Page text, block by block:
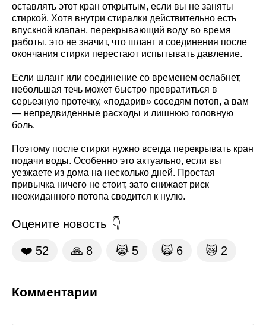
оставлять этот кран открытым, если вы не заняты
стиркой. Хотя внутри стиралки действительно есть
впускной клапан, перекрывающий воду во время
работы, это не значит, что шланг и соединения после
окончания стирки перестают испытывать давление.
Если шланг или соединение со временем ослабнет,
небольшая течь может быстро превратиться в
серьезную протечку, «подарив» соседям потоп, а вам
— непредвиденные расходы и лишнюю головную
боль.
Поэтому после стирки нужно всегда перекрывать кран
подачи воды. Особенно это актуально, если вы
уезжаете из дома на несколько дней. Простая
привычка ничего не стоит, зато снижает риск
неожиданного потопа сводится к нулю.
Оцените новость
❤️ 52 🙏 8 😹 5 🙀 6 😿 2
Комментарии